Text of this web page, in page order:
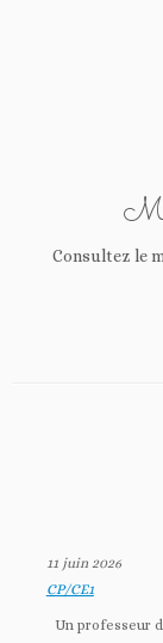
Consultez le
11 juin 2026
CP/CE1
Un professeur